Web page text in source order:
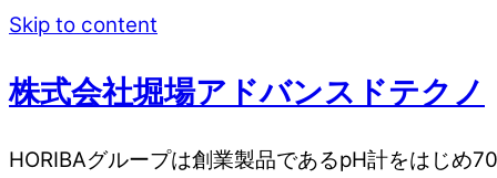
Skip to content
株式会社堀場アドバンスドテクノ
HORIBAグループは創業製品であるpH計をはじめ